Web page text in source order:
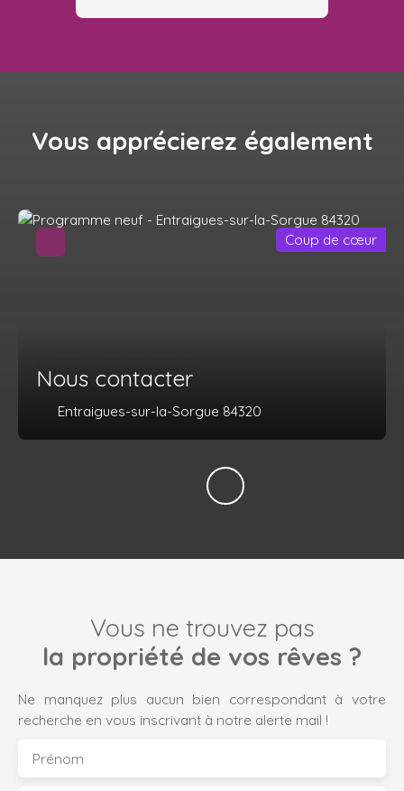
Vous apprécierez également
Nous contacter
Entraigues-sur-la-Sorgue 84320
Coup de cœur
Vous ne trouvez pas
la propriété de vos rêves ?
Ne manquez plus aucun bien correspondant à votre
recherche en vous inscrivant à notre alerte mail !
Prénom